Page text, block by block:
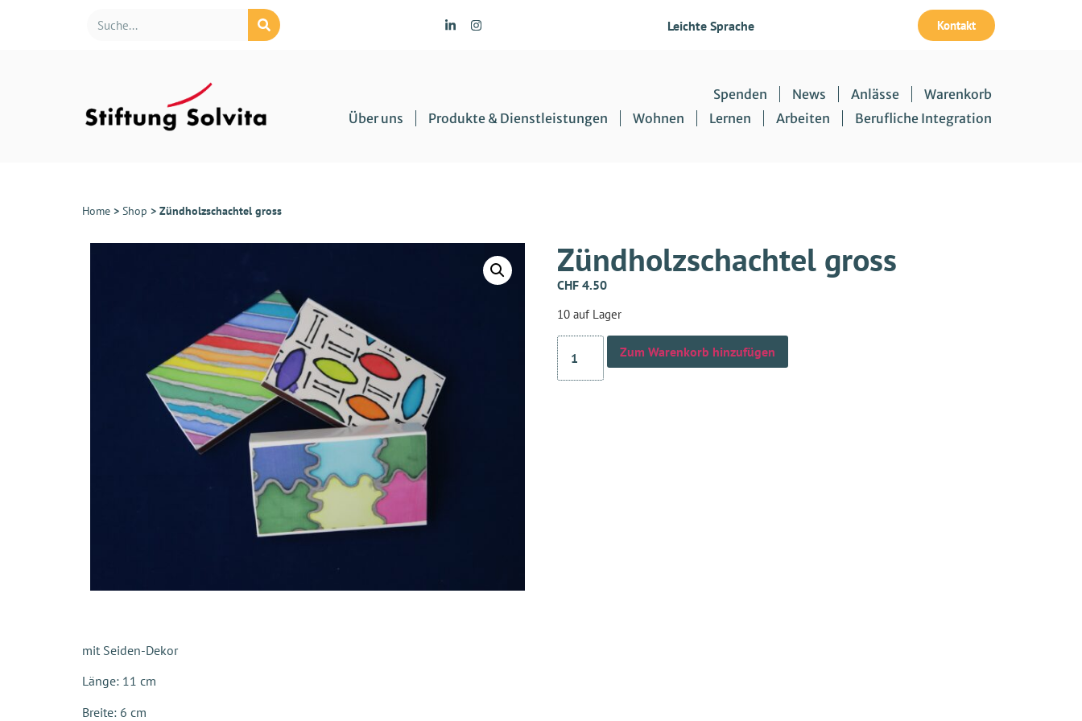
Leichte Sprache Kontakt
Spenden News Anlässe
Warenkorb
Über uns
Produkte & Dienstleistungen Wohnen Lernen Arbeiten Berufliche Integration
Home > Shop > Zündholzschachtel gross
Zündholzschachtel gross
CHF 4.50
10 auf Lager
Zum Warenkorb hinzufügen
mit Seiden-Dekor
Länge: 11 cm
Breite: 6 cm